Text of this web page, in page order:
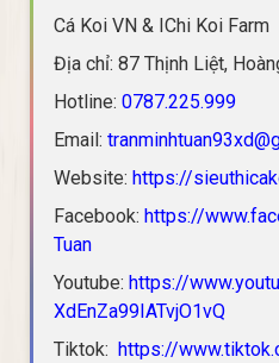
Cá Koi VN & IChi Koi Farm
Địa chỉ: 87 Thịnh Liệt,
Hotline: 0787.225.999
Email:
Website: https://
Facebook: https://
Tuan
Youtube: https://
XdEnZa99IATvjO1vQ
Tiktok: https://